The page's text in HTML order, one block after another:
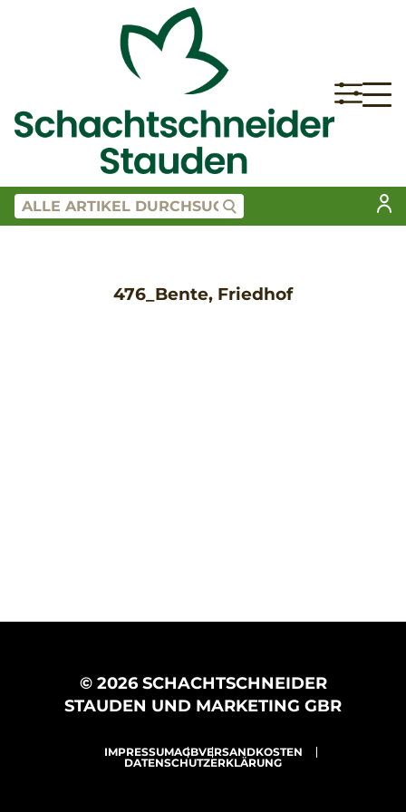
476_Bente, Friedhof
© 2026 SCHACHTSCHNEIDER
STAUDEN UND MARKETING GBR
IMPRESSUMAGBVERSANDKOSTEN
DATENSCHUTZERKLÄRUNG